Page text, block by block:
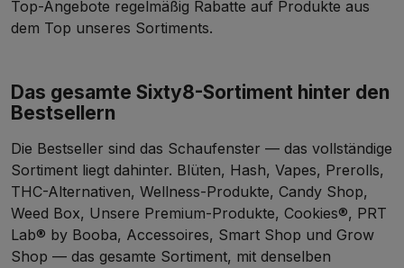
Top-Angebote regelmäßig Rabatte auf Produkte aus
dem Top unseres Sortiments.
Das gesamte Sixty8-Sortiment hinter den
Bestsellern
Die Bestseller sind das Schaufenster — das vollständige
Sortiment liegt dahinter. Blüten, Hash, Vapes, Prerolls,
THC-Alternativen, Wellness-Produkte, Candy Shop,
Weed Box, Unsere Premium-Produkte, Cookies®, PRT
Lab® by Booba, Accessoires, Smart Shop und Grow
Shop — das gesamte Sortiment, mit denselben